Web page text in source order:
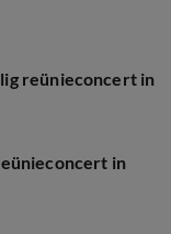
reünieconcert in
in